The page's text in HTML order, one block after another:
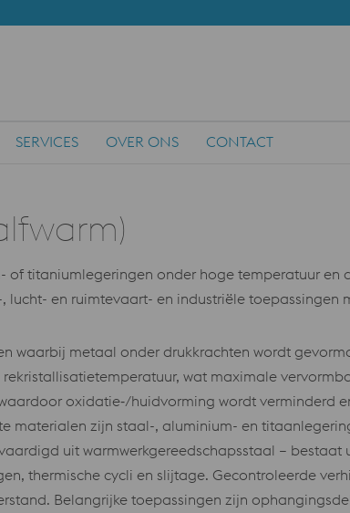
SERVICES OVER ONS CONTACT
of titaniumlegeringen onder hoge temperatuur
en ruimtevaart- en industriële toepassingen
waarbij metaal onder drukkrachten wordt
wat maximale
oxidatie‑/huidvorming wordt verminderd
materialen zijn staal-, aluminium- en
uit warmwerkgereedschapsstaal – bestaat
thermische cycli en slijtage. Gecontroleerde
Belangrijke toepassingen zijn